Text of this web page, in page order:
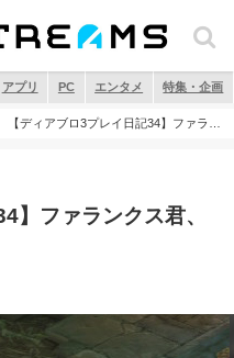
アプリ PC エンタメ 特集・企画
【ディアブロ3プレイ日記34】ファラン
】ファランクス君、